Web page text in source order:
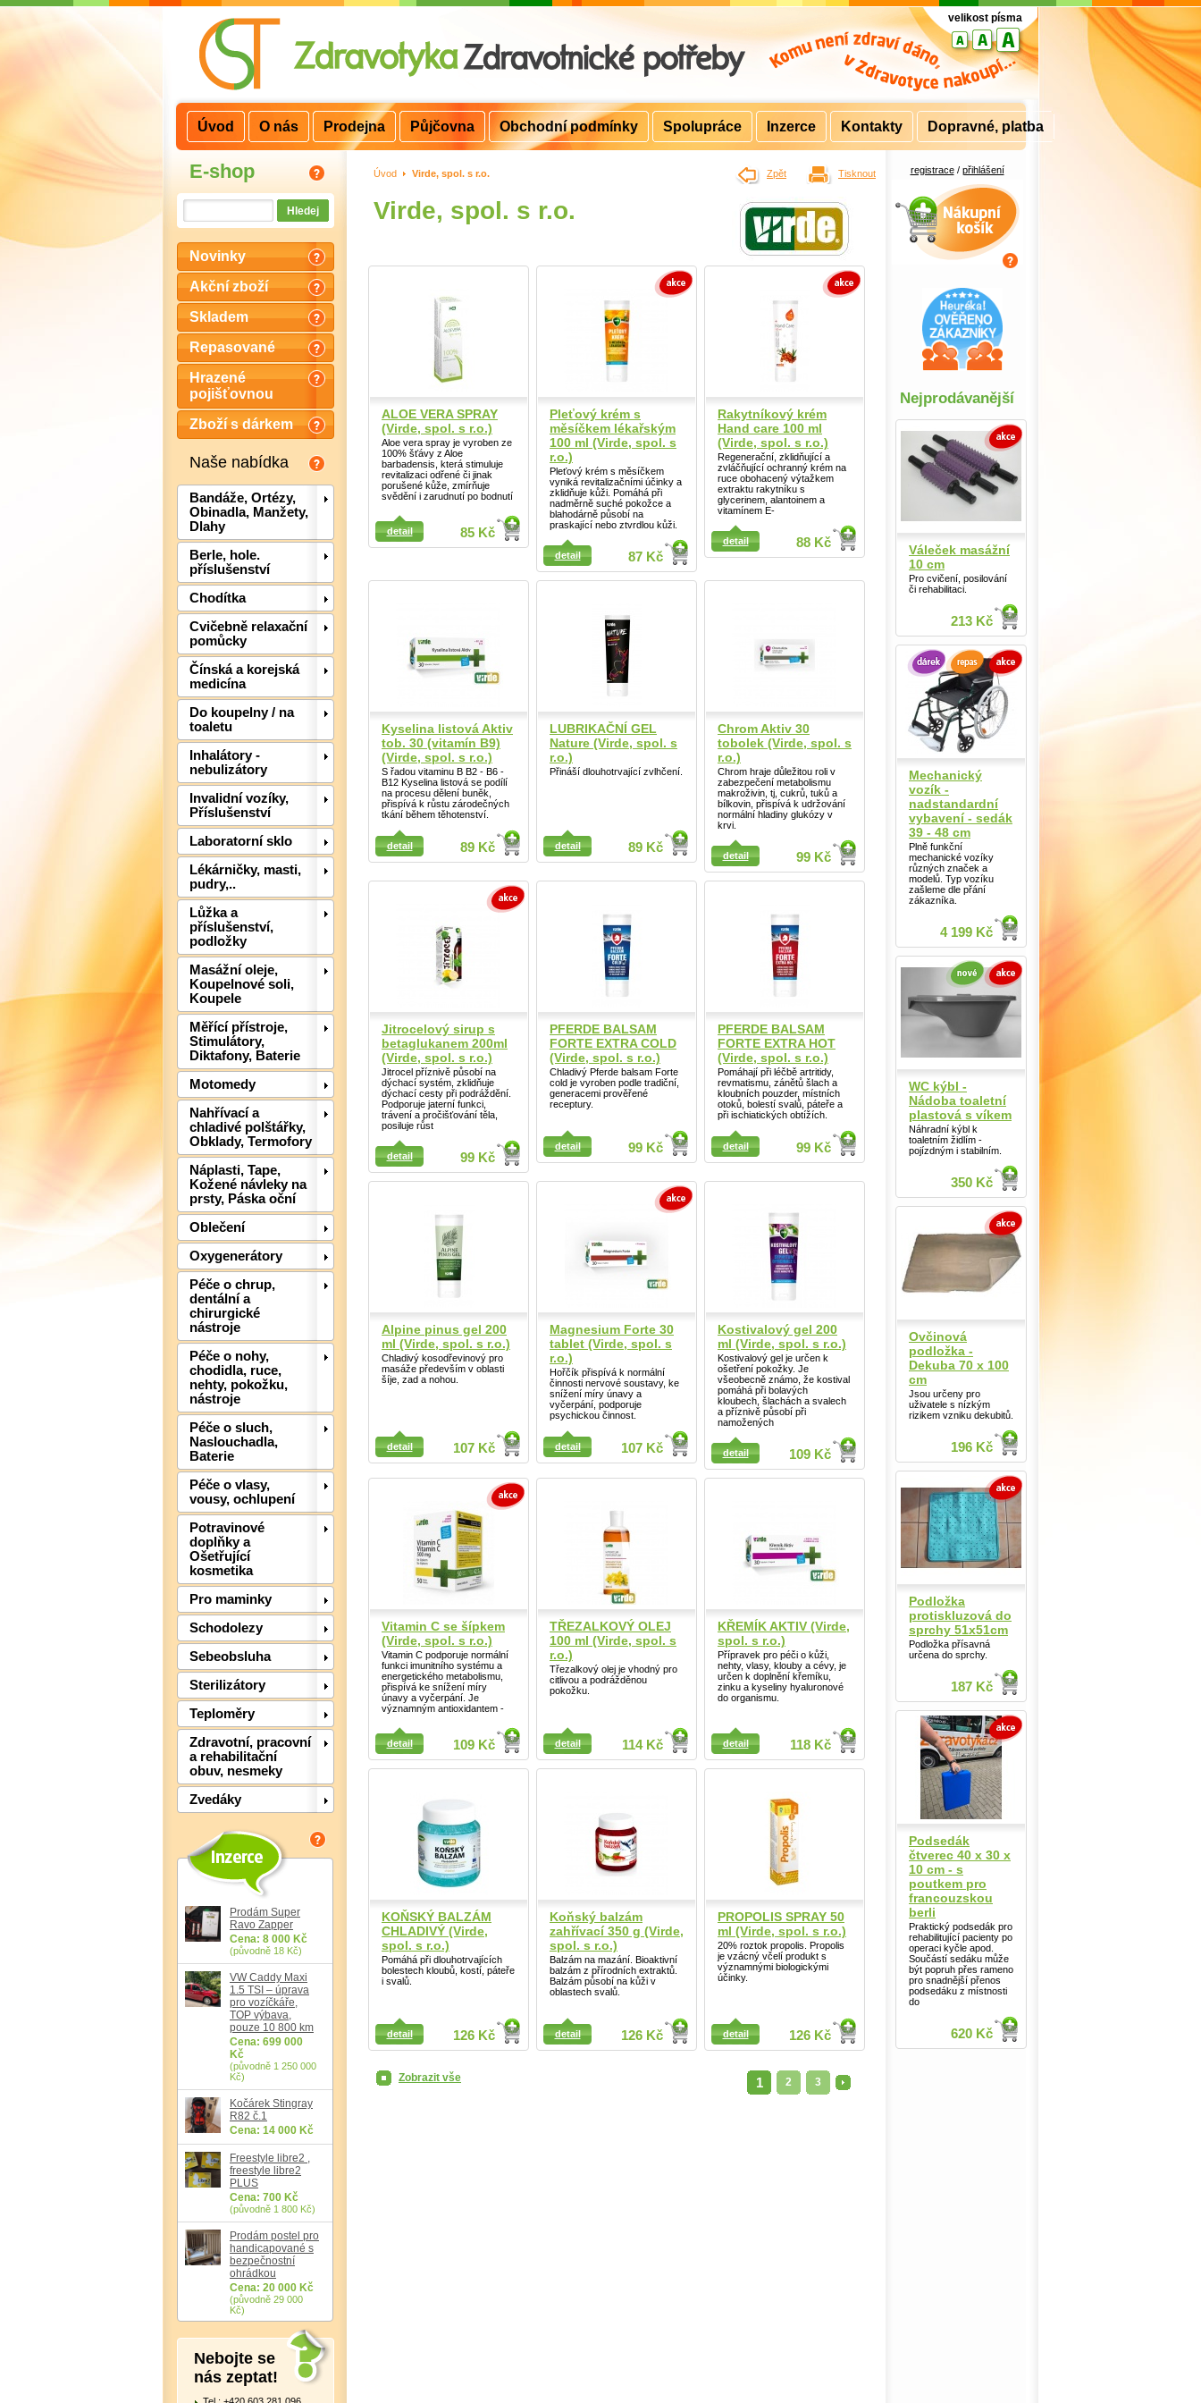
E-shop
Novinky
Akční zboží
Skladem
Repasované
Hrazené
pojišťovnou
Zboží s dárkem
Naše nabídka
Bandáže, Ortézy,
Obinadla, Manžety,
Dlahy
Berle, hole.
příslušenství
Chodítka
Cvičebně relaxační
pomůcky
Čínská a korejská
medicína
Do koupelny / na
toaletu
Inhalátory -
nebulizátory
Invalidní vozíky,
Příslušenství
Laboratorní sklo
Lékárničky, masti,
pudry,..
Lůžka a
příslušenství,
podložky
Masážní oleje,
Koupelnové soli,
Koupele
Měřící přístroje,
Stimulátory,
Diktafony, Baterie
Motomedy
Nahřívací a
chladivé polštářky,
Obklady, Termofory
Náplasti, Tape,
Kožené návleky na
prsty, Páska oční
Oblečení
Oxygenerátory
Péče o chrup,
dentální a
chirurgické
nástroje
Péče o nohy,
chodidla, ruce,
nehty, pokožku,
nástroje
Péče o sluch,
Naslouchadla,
Baterie
Péče o vlasy,
vousy, ochlupení
Potravinové
doplňky a
Ošetřující
kosmetika
Pro maminky
Schodolezy
Sebeobsluha
Sterilizátory
Teploměry
Zdravotní, pracovní
a rehabilitační
obuv, nesmeky
Zvedáky
Prodám Super
Ravo Zapper
Cena: 8 000 Kč
(původně 18 Kč)
VW Caddy Maxi
1.5 TSI – úprava
pro vozíčkáře,
TOP výbava,
pouze 10 800 km
Cena: 699 000
Kč
(původně 1 250 000
Kč)
Kočárek Stingray
R82 č.1
Cena: 14 000 Kč
Freestyle libre2 ,
freestyle libre2
PLUS
Cena: 700 Kč
(původně 1 800 Kč)
Prodám postel pro
handicapované s
bezpečnostní
ohrádkou
Cena: 20 000 Kč
(původně 29 000
Kč)
Nebojte se
nás zeptat!
Úvod > Virde, spol. s r.o.
Virde, spol. s r.o.
ALOE VERA SPRAY
(Virde, spol. s r.o.)
Aloe vera spray je vyroben ze
100% šťávy z Aloe
barbadensis, která stimuluje
revitalizaci odřené či jinak
porušené kůže, zmírňuje
svědění i zarudnutí po bodnutí
85 Kč
detail
Pleťový krém s
měsíčkem lékařským
100 ml (Virde, spol. s
r.o.)
Pleťový krém s měsíčkem
vyniká revitalizačními účinky a
zklidňuje kůži. Pomáhá při
nadměrně suché pokožce a
blahodárně působí na
praskající nebo ztvrdlou kůži.
87 Kč
Detail
detail
Rakytníkový krém
Hand care 100 ml
(Virde, spol. s r.o.)
Regenerační, zklidňující a
zvláčňující ochranný krém na
ruce obohacený výtažkem
extraktu rakytníku s
glycerinem, alantoinem a
vitamínem E-
88 Kč
Detail
detail
Kyselina listová Aktiv
tob. 30 (vitamín B9)
(Virde, spol. s r.o.)
S řadou vitaminu B B2 - B6 -
B12 Kyselina listová se podílí
na procesu dělení buněk,
přispívá k růstu zárodečných
tkání během těhotenství.
89 Kč
detail
LUBRIKAČNÍ GEL
Nature (Virde, spol. s
r.o.)
Přináší dlouhotrvající zvlhčení.
89 Kč
Detail
detail
Chrom Aktiv 30
tobolek (Virde, spol. s
r.o.)
Chrom hraje důležitou roli v
zabezpečení metabolismu
makroživin, tj, cukrů, tuků a
bílkovin, přispívá k udržování
normální hladiny glukózy v
krvi.
99 Kč
Detail
detail
Jitrocelový sirup s
betaglukanem 200ml
(Virde, spol. s r.o.)
Jitrocel příznivě působí na
dýchací systém, zklidňuje
dýchací cesty při podráždění.
Podporuje jaterní funkci,
trávení a pročišťování těla,
posiluje růst
99 Kč
detail
PFERDE BALSAM
FORTE EXTRA COLD
(Virde, spol. s r.o.)
Chladivý Pferde balsam Forte
cold je vyroben podle tradiční,
generacemi prověřené
receptury.
99 Kč
Detail
detail
PFERDE BALSAM
FORTE EXTRA HOT
(Virde, spol. s r.o.)
Pomáhají při léčbě artritidy,
revmatismu, zánětů šlach a
kloubních pouzder, místních
otoků, bolestí svalů, páteře a
při ischiatických obtížích.
99 Kč
detail
Alpine pinus gel 200
ml (Virde, spol. s r.o.)
Chladivý kosodřevinový pro
masáže především v oblasti
šíje, zad a nohou.
107 Kč
detail
Magnesium Forte 30
tablet (Virde, spol. s
r.o.)
Hořčík přispívá k normální
činnosti nervové soustavy, ke
snížení míry únavy a
vyčerpání, podporuje
psychickou činnost.
107 Kč
Detail
detail
Kostivalový gel 200
ml (Virde, spol. s r.o.)
Kostivalový gel je určen k
ošetření pokožky. Je
všeobecně známo, že kostival
pomáhá při bolavých
kloubech, šlachách a svalech
a příznivě působí při
namožených
109 Kč
Detail
detail
Vitamin C se šípkem
(Virde, spol. s r.o.)
Vitamin C podporuje normální
funkci imunitního systému a
energetického metabolismu,
přispívá ke snížení míry
únavy a vyčerpání. Je
významným antioxidantem -
109 Kč
detail
TŘEZALKOVÝ OLEJ
100 ml (Virde, spol. s
r.o.)
Třezalkový olej je vhodný pro
citlivou a podrážděnou
pokožku.
114 Kč
Detail
detail
KŘEMÍK AKTIV (Virde,
spol. s r.o.)
Přípravek pro péči o kůži,
nehty, vlasy, klouby a cévy, je
určen k doplnění křemíku,
zinku a kyseliny hyaluronové
do organismu.
118 Kč
Detail
detail
KOŇSKÝ BALZÁM
CHLADIVÝ (Virde,
spol. s r.o.)
Pomáhá při dlouhotrvajících
bolestech kloubů, kostí, páteře
i svalů.
126 Kč
detail
Koňský balzám
zahřívací 350 g (Virde,
spol. s r.o.)
Balzám na mazání. Bioaktivní
balzám z přírodních extraktů.
Balzám působí na kůži v
oblastech svalů.
126 Kč
Detail
detail
PROPOLIS SPRAY 50
ml (Virde, spol. s r.o.)
20% roztok propolis. Propolis
je vzácný včelí produkt s
významnými biologickými
účinky.
126 Kč
Detail
detail
Zobrazit vše 1 2 3 >
registrace/ přihlášení
Nákupní košík
velikost písma
Tisknout
Zpět
Nejprodávanější
Váleček masážní
10 cm
Pro cvičení, posilování
či rehabilitaci.
213 Kč
Mechanický
vozík -
nadstandardní
vybavení - sedák
39 - 48 cm
Plně funkční
mechanické vozíky
různých značek a
modelů. Typ vozíku
zašleme dle přání
zákazníka.
4 199 Kč
WC kýbl -
Nádoba toaletní
plastová s víkem
Náhradní kýbl k
toaletním židlím -
pojízdným i stabilním.
350 Kč
Ovčinová
podložka -
Dekuba 70 x 100
cm
Jsou určeny pro
uživatele s nízkým
rizikem vzniku dekubitů.
196 Kč
Detail
Podložka
protiskluzová do
sprchy 51x51cm
Podložka přísavná
určena do sprchy.
187 Kč
Detail
Podsedák
čtverec 40 x 30 x
10 cm - s
poutkem pro
francouzskou
berli
Praktický podsedák pro
rehabilitující pacienty po
operaci kyčle apod.
Součástí sedáku může
být popruh přes rameno
pro snadnější přenos
podsedáku z místnosti
do
620 Kč
Detail
Úvod O nás Prodejna Půjčovna Obchodní podmínky Spolupráce Inzerce Kontakty Dopravné, platba